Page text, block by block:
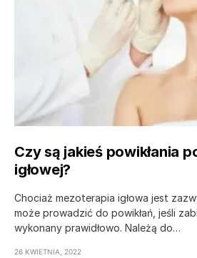
Czy są jakieś powikłania
igłowej?
Chociaż mezoterapia igłowa jest
może prowadzić do powikłań, jeśli
wykonany prawidłowo. Należą do…
26 KWIETNIA, 2022